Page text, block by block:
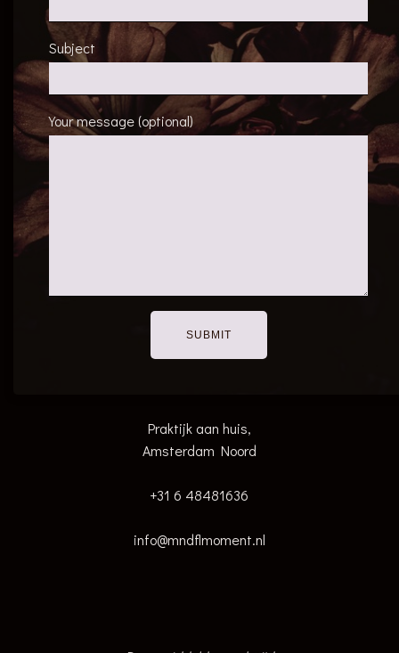
Subject
Your message (optional)
Praktijk aan huis,
Amsterdam Noord
+31 6 48481636
info@mndflmoment.nl